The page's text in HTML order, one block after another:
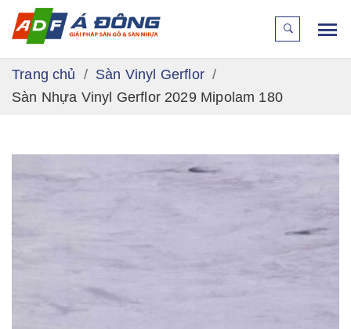
Trang chủ
Sàn Vinyl Gerflor
Sàn Nhựa Vinyl Gerflor 2029 Mipolam 180